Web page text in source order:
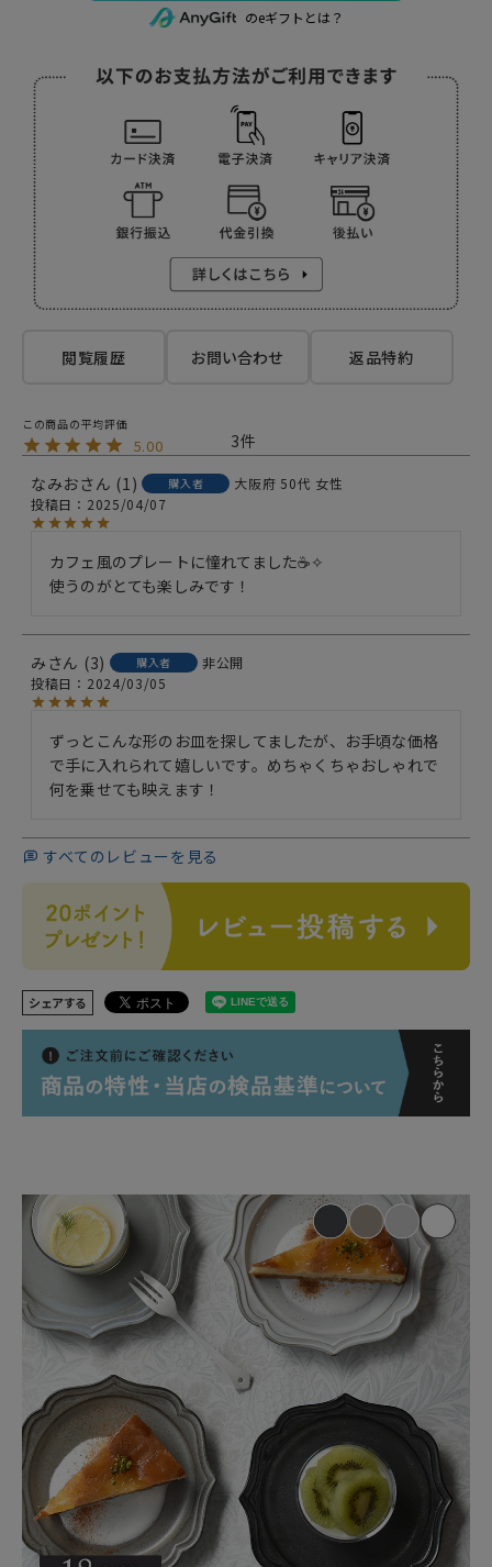
のeギフトとは？
閲覧履歴 お問い合わせ 返品特約
5.00
3
なみお
1 購入者 大阪府 50代 女性
投稿日
2025/04/07
カフェ風のプレートに憧れてました☕✧
使うのがとても楽しみです！
み 3 購入者
非公開
投稿日
2024/03/05
ずっとこんな形のお皿を探してましたが、お手頃な価格
で手に入れられて嬉しいです。めちゃくちゃおしゃれで
何を乗せても映えます！
すべてのレビューを見る
シェアする